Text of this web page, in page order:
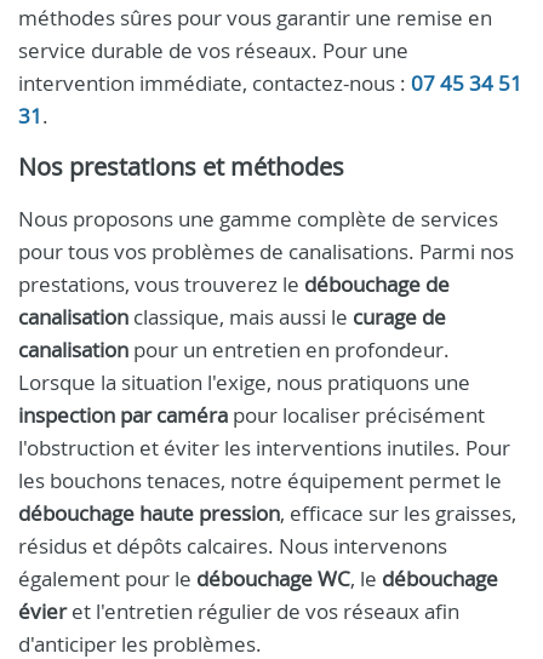
méthodes sûres pour vous garantir une remise en
service durable de vos réseaux. Pour une
intervention immédiate, contactez-nous : 07 45 34 51
31.
Nos prestations et méthodes
Nous proposons une gamme complète de services
pour tous vos problèmes de canalisations. Parmi nos
prestations, vous trouverez le débouchage de
canalisation classique, mais aussi le curage de
canalisation pour un entretien en profondeur.
Lorsque la situation l'exige, nous pratiquons une
inspection par caméra pour localiser précisément
l'obstruction et éviter les interventions inutiles. Pour
les bouchons tenaces, notre équipement permet le
débouchage haute pression, efficace sur les graisses,
résidus et dépôts calcaires. Nous intervenons
également pour le débouchage WC, le débouchage
évieret l'entretien régulier de vos réseaux afin
d'anticiper les problèmes.